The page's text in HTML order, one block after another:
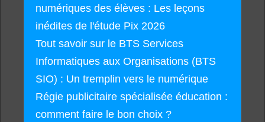
numériques des élèves : Les leçons
inédites de l'étude Pix 2026
Tout savoir sur le BTS Services
Informatiques aux Organisations (BTS
SIO) : Un tremplin vers le numérique
Régie publicitaire spécialisée éducation :
comment faire le bon choix ?